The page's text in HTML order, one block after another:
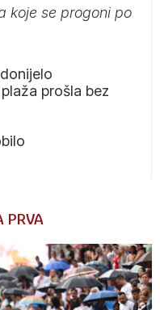
koje se progoni po
prošla bez
PRVA